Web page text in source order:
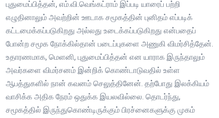
புதுமைப்பித்தன், எம்.வி.வெங்கட்ராம் இப்படி யாரைப் பற்றி
எழுதினாலும் அவற்றின் ஊடாக சமூகத்தின் புனிதம் எப்படிக்
கட்டமைக்கப்படுகிறது அல்லது உடைக்கப்படுகிறது என்பதைப்
போன்ற சமூக நோக்கில்தான் படைப்புகளை அணுகி விமர்சித்தேன்.
உதாரணமாக, மெளனி, புதுமைப்பித்தன் என யாராக இருந்தாலும்
அவர்களை விமர்சனம் இன்றிக் கொண்டாடுவதில் உள்ள
ஆபத்துகளில் நான் கவனம் செலுத்தினேன். தற்போது இலக்கியம்
வாசிக்க அதிக நேரம் ஒதுக்க இயலவில்லை. தொடர்ந்து,
சமூகத்தில் இருந்துகொண்டிருக்கும் பிரச்னைகளுக்கு முகம்